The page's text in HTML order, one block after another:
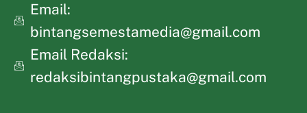
Email:
bintangsemestamedia@gmail.com
Email Redaksi:
redaksibintangpustaka@gmail.com